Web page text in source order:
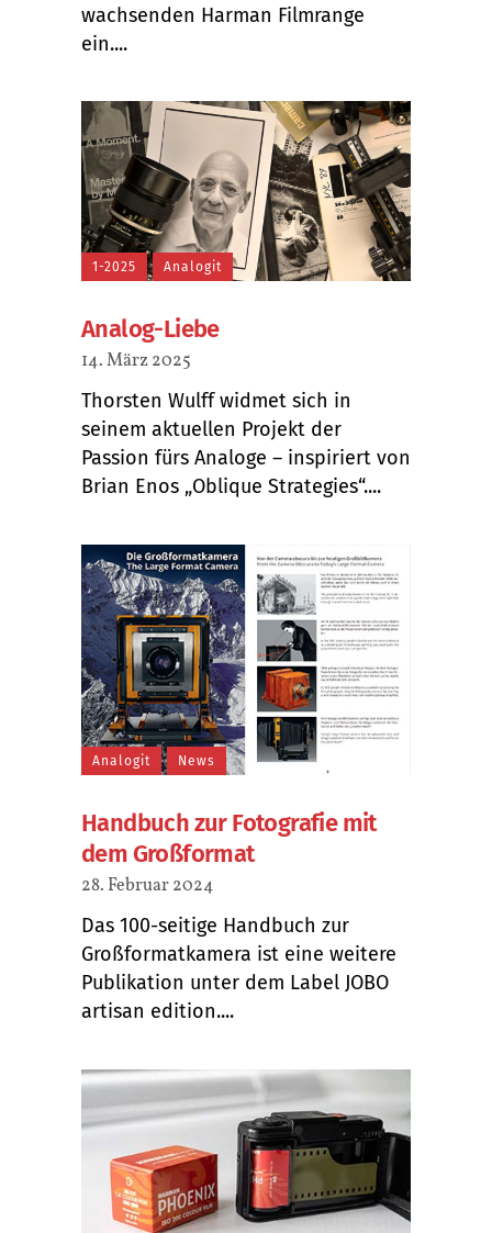
wachsenden Harman Filmrange
ein....
1-2025 Analogit
Analog-Liebe
14. März 2025
Thorsten Wulff widmet sich in
seinem aktuellen Projekt der
Passion fürs Analoge – inspiriert von
Brian Enos „Oblique Strategies“....
Analogit News
Handbuch zur Fotografie mit
dem Großformat
28. Februar 2024
Das 100-seitige Handbuch zur
Großformatkamera ist eine weitere
Publikation unter dem Label JOBO
artisan edition....